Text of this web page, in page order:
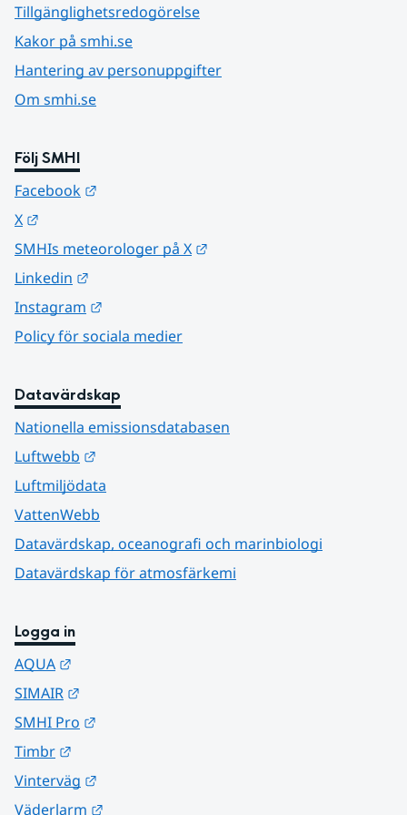
Tillgänglighetsredogörelse
Kakor på smhi.se
Hantering av personuppgifter
Om smhi.se
Följ SMHI
Facebook
X
SMHIs meteorologer på X
Linkedin
Instagram
Policy för sociala medier
Datavärdskap
Nationella emissionsdatabasen
Luftwebb
Luftmiljödata
VattenWebb
Datavärdskap, oceanografi och marinbiologi
Datavärdskap för atmosfärkemi
Logga in
AQUA
SIMAIR
SMHI Pro
Timbr
Vinterväg
Väderlarm